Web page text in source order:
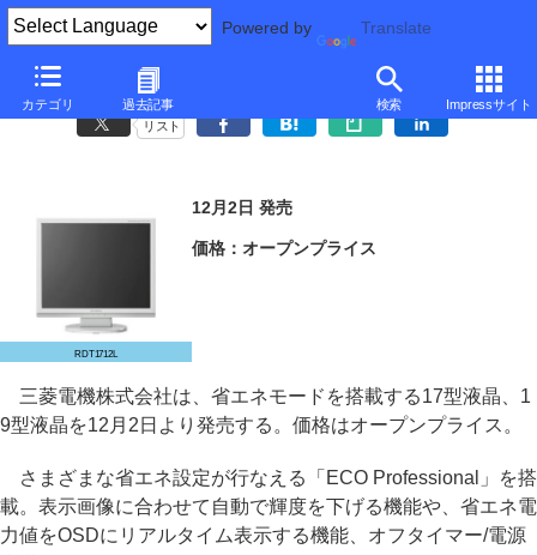
Powered by Translate
カテゴリ 過去記事 検索 Impressサイト
三菱、省エネモード搭載の17型/19型SXGA液晶
リスト
RDT1712L
12月2日 発売
価格：オープンプライス
三菱電機株式会社は、省エネモードを搭載する17型液晶、1
9型液晶を12月2日より発売する。価格はオープンプライス。
さまざまな省エネ設定が行なえる「ECO Professional」を搭
載。表示画像に合わせて自動で輝度を下げる機能や、省エネ電
力値をOSDにリアルタイム表示する機能、オフタイマー/電源